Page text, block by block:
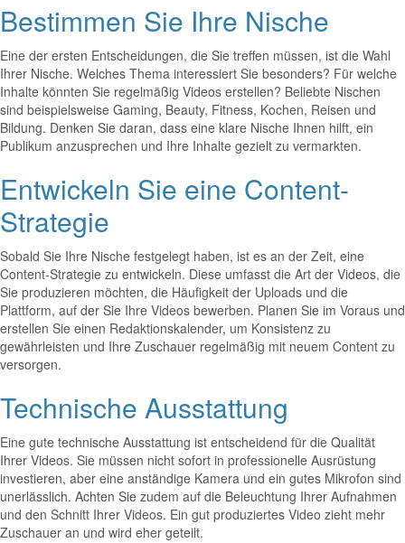
Bestimmen Sie Ihre Nische
Eine der ersten Entscheidungen, die Sie treffen müssen, ist die Wahl
Ihrer Nische. Welches Thema interessiert Sie besonders? Für welche
Inhalte könnten Sie regelmäßig Videos erstellen? Beliebte Nischen
sind beispielsweise Gaming, Beauty, Fitness, Kochen, Reisen und
Bildung. Denken Sie daran, dass eine klare Nische Ihnen hilft, ein
Publikum anzusprechen und Ihre Inhalte gezielt zu vermarkten.
Entwickeln Sie eine Content-
Strategie
Sobald Sie Ihre Nische festgelegt haben, ist es an der Zeit, eine
Content-Strategie zu entwickeln. Diese umfasst die Art der Videos, die
Sie produzieren möchten, die Häufigkeit der Uploads und die
Plattform, auf der Sie Ihre Videos bewerben. Planen Sie im Voraus und
erstellen Sie einen Redaktionskalender, um Konsistenz zu
gewährleisten und Ihre Zuschauer regelmäßig mit neuem Content zu
versorgen.
Technische Ausstattung
Eine gute technische Ausstattung ist entscheidend für die Qualität
Ihrer Videos. Sie müssen nicht sofort in professionelle Ausrüstung
investieren, aber eine anständige Kamera und ein gutes Mikrofon sind
unerlässlich. Achten Sie zudem auf die Beleuchtung Ihrer Aufnahmen
und den Schnitt Ihrer Videos. Ein gut produziertes Video zieht mehr
Zuschauer an und wird eher geteilt.